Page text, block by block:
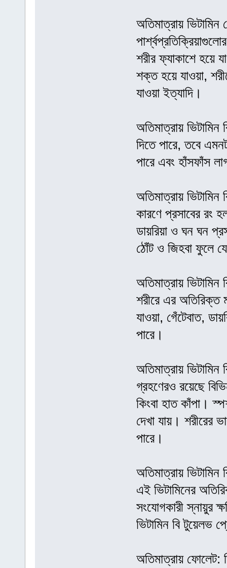
অতিমাত্রায় ভিটামিন
শরীর ফ্যাকাশে হয়ে
শক্ত হয়ে যাওয়া,
যাওয়া ইত্যাদি।
অতিমাত্রায় ভিটামিন
দিতে পারে, তবে
পারে এবং হাঁসফাঁস
অতিমাত্রায় ভিটামিন
কারণে প্রসাবের রং
ডায়রিয়া ও ঘন ঘন
ঠোঁট ও জিহবা ফুলে
অতিমাত্রায় ভিটামিন
শরীরে এর অতিরিক্ত
যাওয়া, গেঁটেবাত,
পারে।
অতিমাত্রায় ভিটামিন
গ্রহণেরও রয়েছে
কিংবা হাত কাঁপা।
দেখা যায়। শরীরের
পারে।
অতিমাত্রায়
এই ভিটামিনের
সংযোগকারী স্নায়ুর
ভিটামিন বি টুয়েলভ
অতিমাত্রায় ফোলেট: